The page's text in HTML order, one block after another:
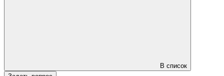
В список